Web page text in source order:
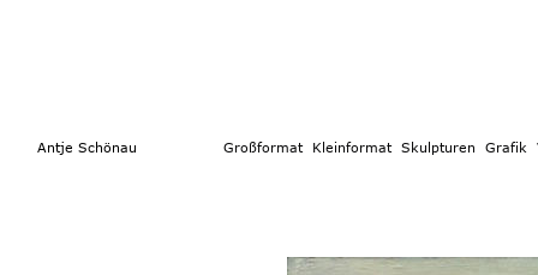
Antje Schönau Großformat Kleinformat Skulpturen Grafik